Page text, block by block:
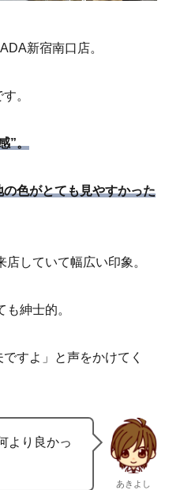
新宿南口店。
。
”。
色がとても見やすかった
していて幅広い印象。
紳士的。
すよ」と声をかけてく
より良かっ
あきよし